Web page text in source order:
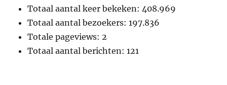
Totaal aantal keer bekeken: 408.969
Totaal aantal bezoekers:197.836
Totale pageviews: 2
Totaal aantal berichten:121